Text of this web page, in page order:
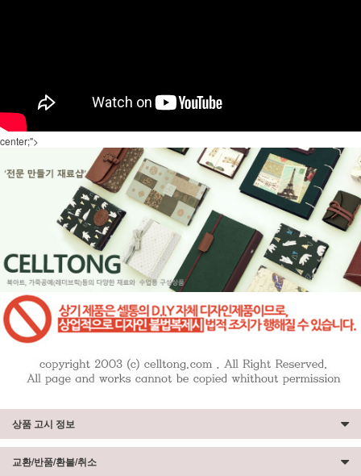
center;">
상품 고시 정보
교환/반품/환불/취소